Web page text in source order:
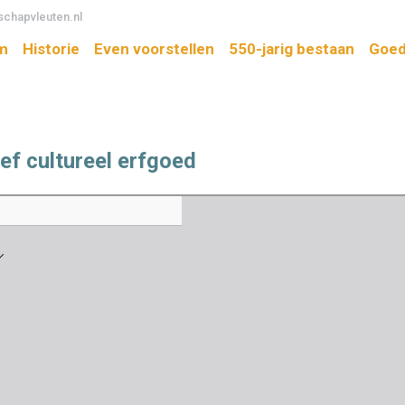
Historie Even voorstellen 550-jarig bestaan
cultureel erfgoed